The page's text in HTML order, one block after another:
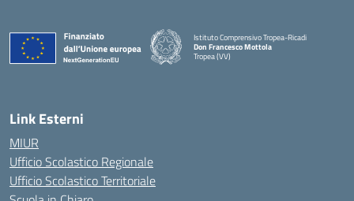
Istituto Comprensivo Tropea-Ricadi
Don Francesco Mottola
Tropea (VV)
— Visita la pagina iniziale della scuola
Link Esterni
MIUR
Ufficio Scolastico Regionale
Ufficio Scolastico Territoriale